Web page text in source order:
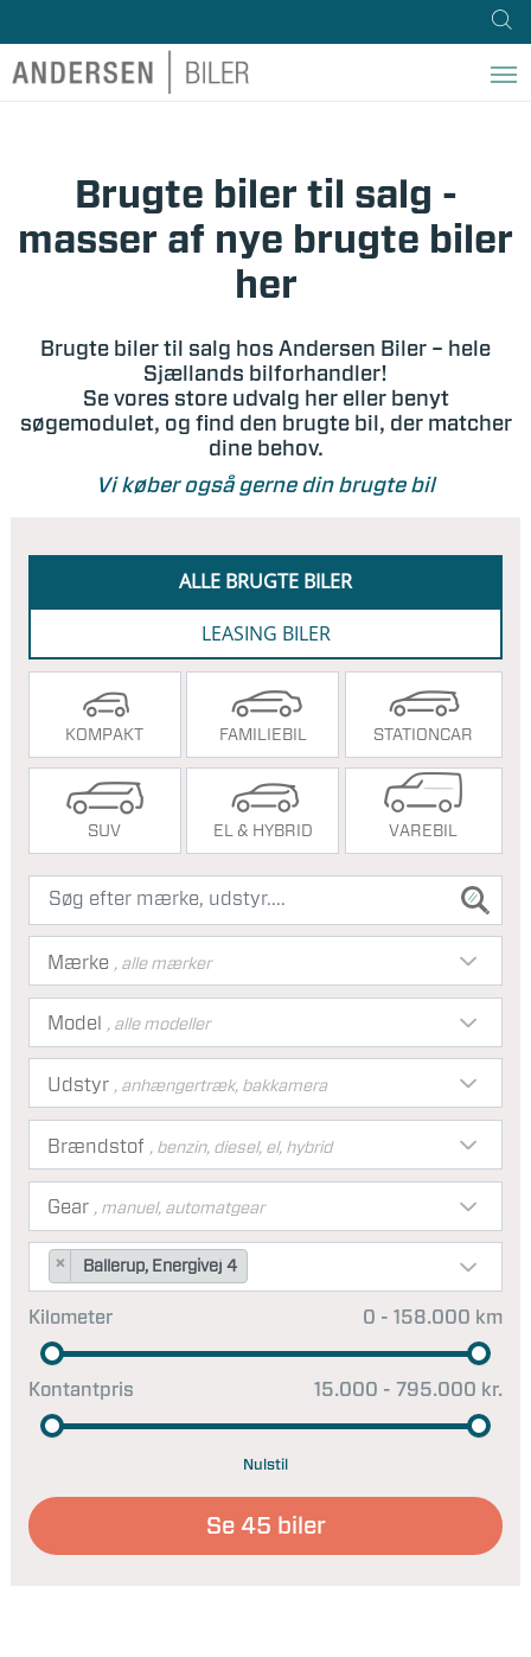
Brugte biler til salg -
masser af nye brugte biler
her
Brugte biler til salg hos Andersen Biler – hele
Sjællands bilforhandler!
Se vores store udvalg her eller benyt
søgemodulet, og find den brugte bil, der matcher
dine behov.
Vi køber også gerne din brugte bil
ALLE BRUGTE BILER
LEASING BILER
KOMPAKT FAMILIEBIL STATIONCAR
SUV EL & HYBRID VAREBIL
Kontantpris 15.000 - 795.000 kr.
Kilometer 0 - 158.000 km
Mærke , alle mærker
Model , alle modeller
Brændstof , benzin, diesel, el, hybrid
Gear , manuel, automatgear
Udstyr , anhængertræk, bakkamera
× Ballerup, Energivej 4
Nulstil
Se 45 biler